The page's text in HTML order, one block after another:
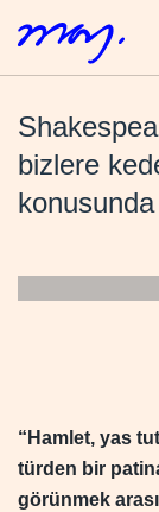
bizlere
konusunda
“Hamlet, yas
türden bir
görünmek